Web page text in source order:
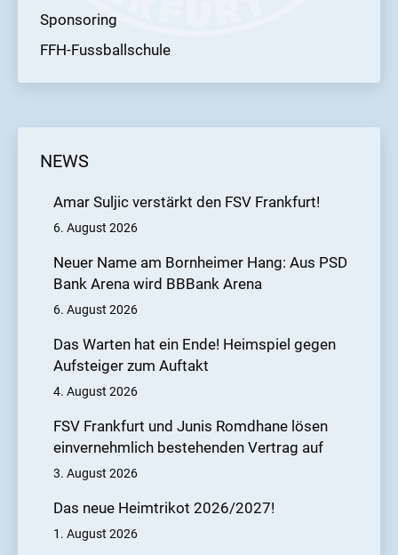
Sponsoring
FFH-Fussballschule
NEWS
Amar Suljic verstärkt den FSV Frankfurt!
6. August 2026
Neuer Name am Bornheimer Hang: Aus PSD
Bank Arena wird BBBank Arena
6. August 2026
Das Warten hat ein Ende! Heimspiel gegen
Aufsteiger zum Auftakt
4. August 2026
FSV Frankfurt und Junis Romdhane lösen
einvernehmlich bestehenden Vertrag auf
3. August 2026
Das neue Heimtrikot 2026/2027!
1. August 2026